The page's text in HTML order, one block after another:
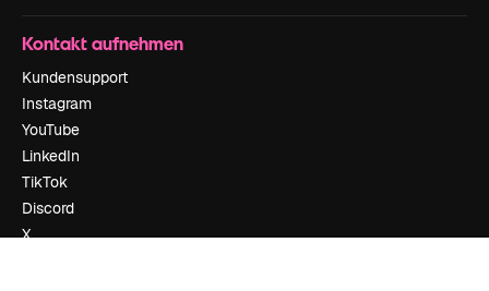
Kontakt aufnehmen
Kundensupport
Instagram
YouTube
LinkedIn
TikTok
Discord
X